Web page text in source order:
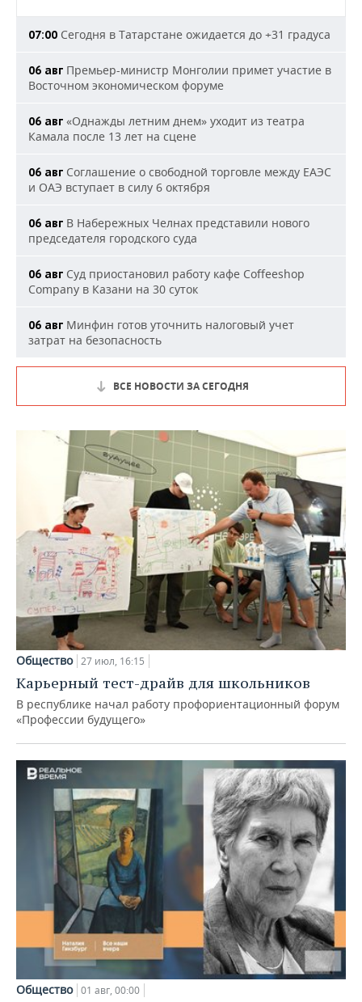
07:00 Сегодня в Татарстане ожидается до +31 градуса
06 авг Премьер-министр Монголии примет участие в
Восточном экономическом форуме
06 авг «Однажды летним днем» уходит из театра
Камала после 13 лет на сцене
06 авг Соглашение о свободной торговле между ЕАЭС
и ОАЭ вступает в силу 6 октября
06 авг В Набережных Челнах представили нового
председателя городского суда
06 авг Суд приостановил работу кафе Coffeeshop
Company в Казани на 30 суток
06 авг Минфин готов уточнить налоговый учет
затрат на безопасность
ВСЕ НОВОСТИ ЗА СЕГОДНЯ
Общество 27 июл, 16:15
Карьерный тест-драйв для школьников
В республике начал работу профориентационный форум
«Профессии будущего»
Общество 01 авг, 00:00